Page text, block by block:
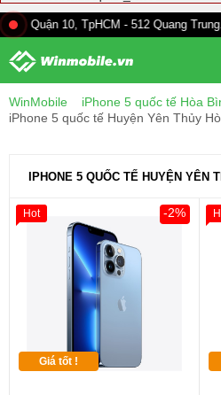
TpHCM - 512 Quang Trung. P10. Gò
WinMobile
iPhone 5 quốc tế Hòa
iPhone 5 quốc tế Huyện Yên Thủy
IPHONE 5 QUỐC TẾ HUYỆN YÊN
Giá tốt !
-2%
Hot